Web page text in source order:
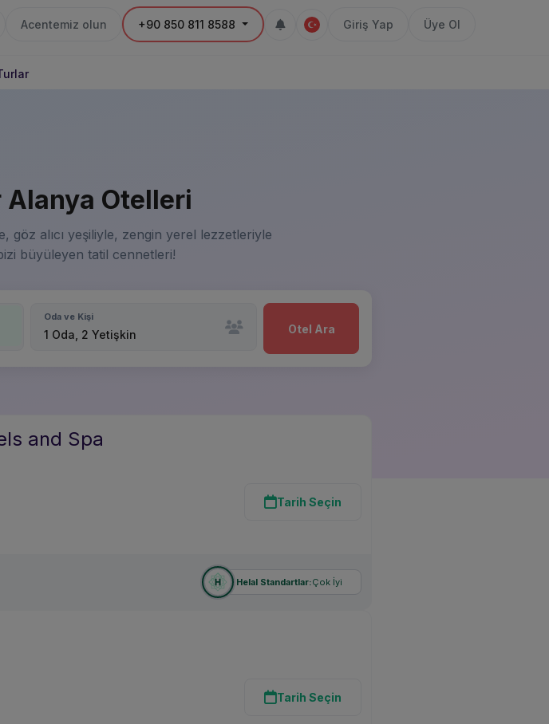
Acentemiz olun +90 850 811 8588 Giriş Yap Üye Ol
Otelleri
göz alıcı yeşiliyle, zengin yerel lezzetleriyle
büyüleyen tatil cennetleri!
Oda ve Kişi
1 Oda, 2 Yetişkin Otel Ara
and Spa
Tarih Seçin
Helal Standartlar:Çok İyi
Tarih Seçin